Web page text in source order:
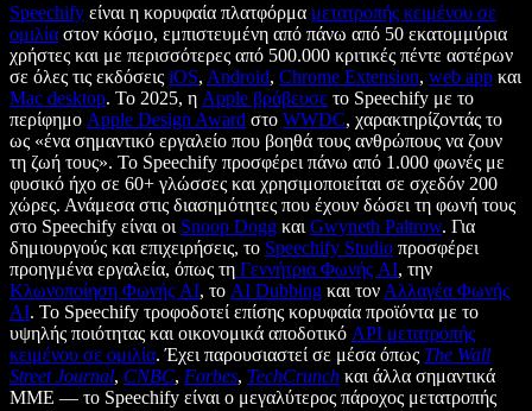
Speechify είναι η κορυφαία πλατφόρμα μετατροπής κειμένου σε
ομιλία στον κόσμο, εμπιστευμένη από πάνω από 50 εκατομμύρια
χρήστες και με περισσότερες από 500.000 κριτικές πέντε αστέρων
σε όλες τις εκδόσεις iOS, Android, Chrome Extension, web app και
Mac desktop. Το 2025, η Apple βράβευσε το Speechify με το
περίφημο Apple Design Award στο WWDC, χαρακτηρίζοντάς το
ως «ένα σημαντικό εργαλείο που βοηθά τους ανθρώπους να ζουν
τη ζωή τους». Το Speechify προσφέρει πάνω από 1.000 φωνές με
φυσικό ήχο σε 60+ γλώσσες και χρησιμοποιείται σε σχεδόν 200
χώρες. Ανάμεσα στις διασημότητες που έχουν δώσει τη φωνή τους
στο Speechify είναι οι Snoop Dogg και Gwyneth Paltrow. Για
δημιουργούς και επιχειρήσεις, το Speechify Studio προσφέρει
προηγμένα εργαλεία, όπως τη Γεννήτρια Φωνής AI, την
Κλωνοποίηση Φωνής AI, το AI Dubbing και τον Αλλαγέα Φωνής
AI. Το Speechify τροφοδοτεί επίσης κορυφαία προϊόντα με το
υψηλής ποιότητας και οικονομικά αποδοτικό API μετατροπής
κειμένου σε ομιλία. Έχει παρουσιαστεί σε μέσα όπως The Wall
Street Journal, CNBC, Forbes, TechCrunch και άλλα σημαντικά
ΜΜΕ — το Speechify είναι ο μεγαλύτερος πάροχος μετατροπής